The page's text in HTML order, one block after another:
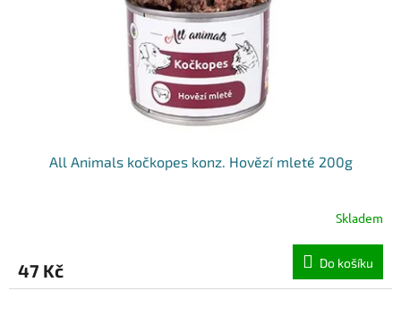
All Animals kočkopes konz. Hovězí mleté 200g
Skladem
47 Kč Do košíku